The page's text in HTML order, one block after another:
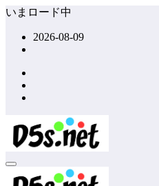
コ
ッ
プ
いまロード中
2026-08-09